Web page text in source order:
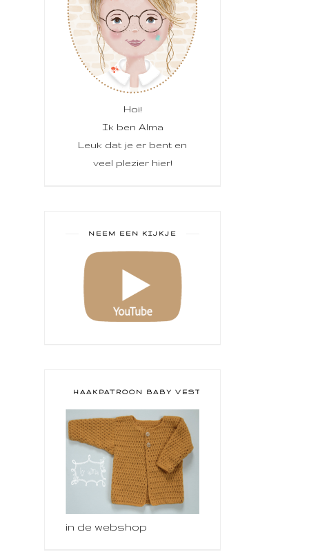
Hoi!
Ik ben Alma
Leuk dat je er bent en
veel plezier hier!
NEEM EEN KIJKJE
HAAKPATROON BABY VESTJE
in de webshop